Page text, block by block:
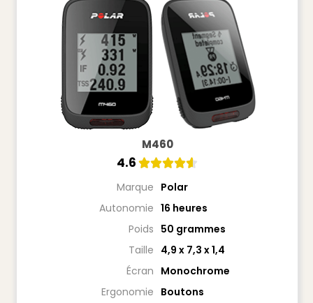
M460
4.6 
Marque Polar
Autonomie 16 heures
Poids 50 grammes
Taille 4,9 x 7,3 x 1,4
Écran Monochrome
Ergonomie Boutons